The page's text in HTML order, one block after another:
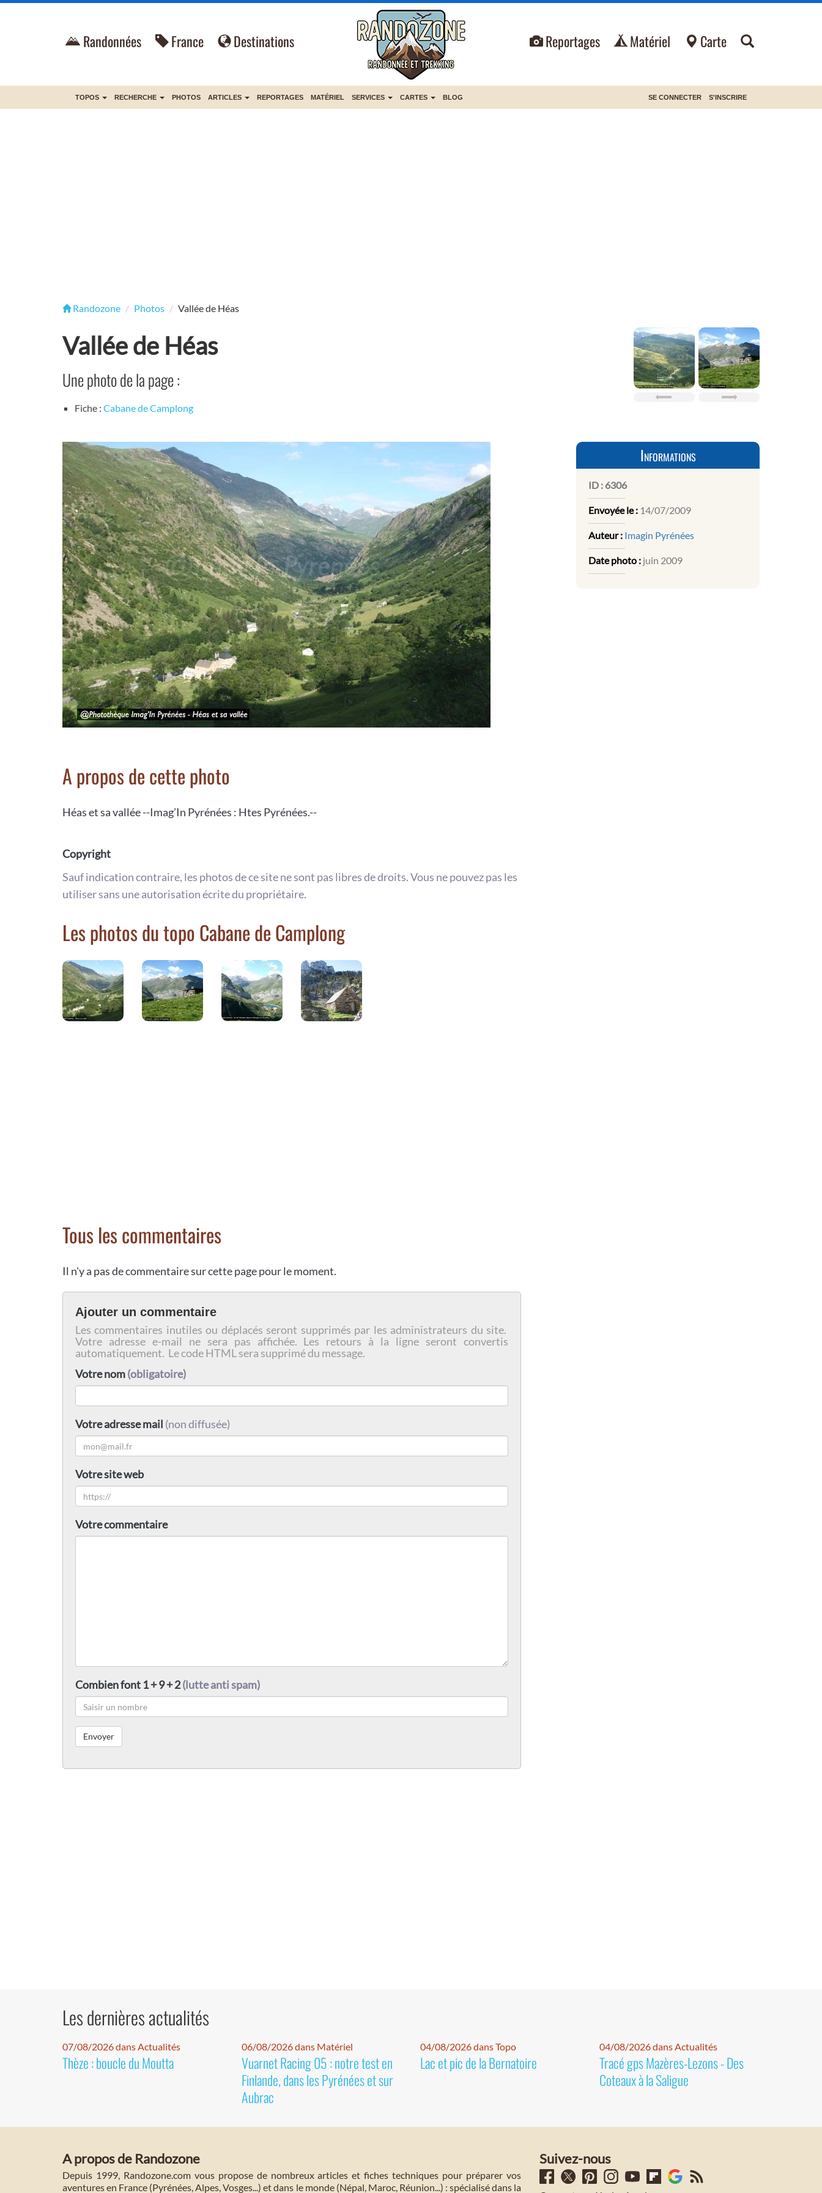
Randonnées France Destinations Reportages Matériel Carte
TOPOS RECHERCHE PHOTOS ARTICLES REPORTAGES MATÉRIEL SERVICES CARTES BLOG SE CONNECTER S'INSCRIRE
Randozone Photos Vallée de Héas
Vallée de Héas
Une photo de la page :
Fiche : Cabane de Camplong
A propos de cette photo
Héas et sa vallée --Imag’In Pyrénées : Htes Pyrénées.--
Copyright
Sauf indication contraire, les photos de ce site ne sont pas libres de droits. Vous ne pouvez pas les
utiliser sans une autorisation écrite du propriétaire.
Les photos du topo Cabane de Camplong
Tous les commentaires
Il n'y a pas de commentaire sur cette page pour le moment.
Ajouter un commentaire
Les commentaires inutiles ou déplacés seront supprimés par les administrateurs du site.
Votre adresse e-mail ne sera pas affichée. Les retours à la ligne seront convertis
automatiquement. Le code HTML sera supprimé du message.
Votre nom(obligatoire)
Votre adresse mail (non diffusée)
Votre site web
Votre commentaire
Combien font 1 + 9 + 2(lutte anti spam)
Informations
ID : 6306
Envoyée le : 14/07/2009
Auteur : Imagin Pyrénées
Date photo : juin 2009
Les dernières actualités
07/08/2026 dans Actualités
Thèze : boucle du Moutta
06/08/2026 dans Matériel
Vuarnet Racing 05 : notre test en
Finlande, dans les Pyrénées et sur
Aubrac
04/08/2026 dans Topo
Lac et pic de la Bernatoire
04/08/2026 dans Actualités
Tracé gps Mazères-Lezons - Des
Coteaux à la Saligue
A propos de Randozone
Depuis 1999, Randozone.com vous propose de nombreux articles et fiches techniques pour préparer vos
aventures en France (Pyrénées, Alpes, Vosges...) et dans le monde (Népal, Maroc, Réunion...) : spécialisé dans la
Suivez-nous